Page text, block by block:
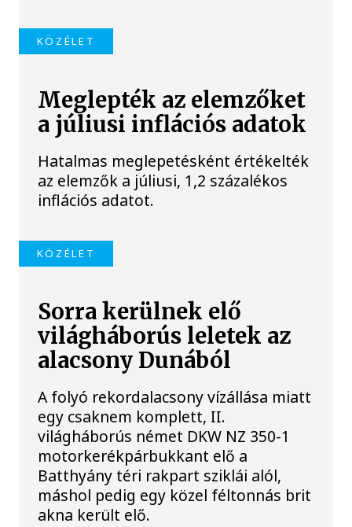
KÖZÉLET
Meglepték az elemzőket
a júliusi inflációs adatok
Hatalmas meglepetésként értékelték
az elemzők a júliusi, 1,2 százalékos
inflációs adatot.
KÖZÉLET
Sorra kerülnek elő
világháborús leletek az
alacsony Dunából
A folyó rekordalacsony vízállása miatt
egy csaknem komplett, II.
világháborús német DKW NZ 350-1
motorkerékpárbukkant elő a
Batthyány téri rakpart sziklái alól,
máshol pedig egy közel féltonnás brit
akna került elő.